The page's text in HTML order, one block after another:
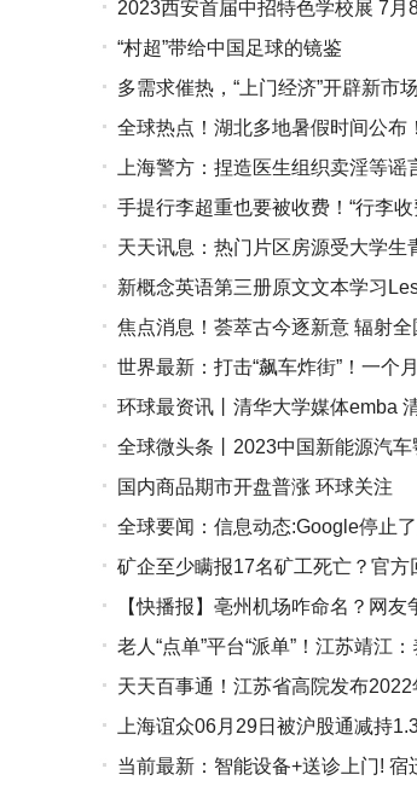
2023西安首届中招特色学校展 7月
“村超”带给中国足球的镜鉴
多需求催热，“上门经济”开辟新市
全球热点！湖北多地暑假时间公布！
上海警方：捏造医生组织卖淫等
手提行李超重也要被收费！“行李
天天讯息：热门片区房源受大学
新概念英语第三册原文文本学习
焦点消息！荟萃古今逐新意 辐射
品精彩路透
世界最新：打击“飙车炸街”！一个
环球最资讯丨清华大学媒体emba
全球微头条丨2023中国新能源汽
国内商品期市开盘普涨 环球关注
全球要闻：信息动态:Google停止
矿企至少瞒报17名矿工死亡？官方
【快播报】亳州机场咋命名？网友
老人“点单”平台“派单”！江苏靖江
天天百事通！江苏省高院发布
上海谊众06月29日被沪股通减持
当前最新：智能设备+送诊上门!